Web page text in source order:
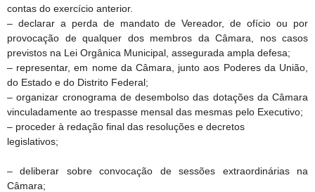
contas do exercício anterior.
– declarar a perda de mandato de Vereador, de ofício ou por
provocação de qualquer dos membros da Câmara, nos casos
previstos na Lei Orgânica Municipal, assegurada ampla defesa;
– representar, em nome da Câmara, junto aos Poderes da União,
do Estado e do Distrito Federal;
– organizar cronograma de desembolso das dotações da Câmara
vinculadamente ao trespasse mensal das mesmas pelo Executivo;
– proceder à redação final das resoluções e decretos
legislativos;
– deliberar sobre convocação de sessões extraordinárias na
Câmara;